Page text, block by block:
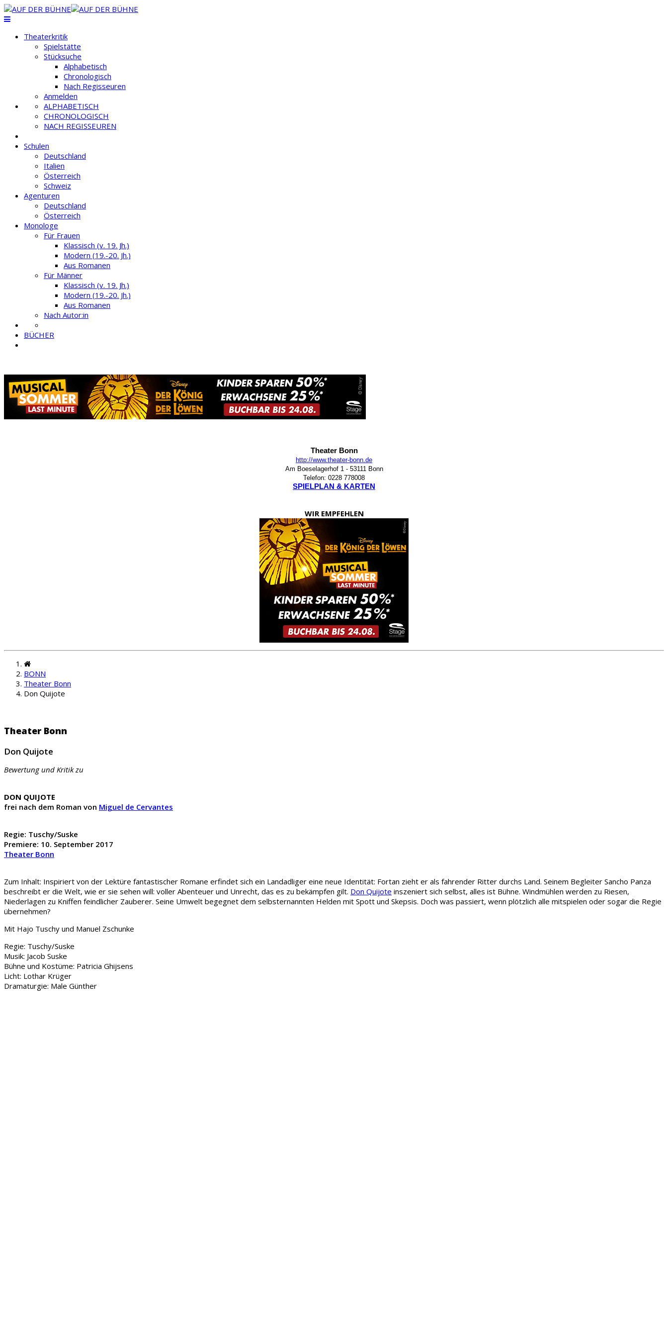
Theaterkritik
Spielstätte
Stücksuche
Alphabetisch
Chronologisch
Nach Regisseuren
Anmelden
ALPHABETISCH
CHRONOLOGISCH
NACH REGISSEUREN
Schulen
Deutschland
Italien
Österreich
Schweiz
Agenturen
Deutschland
Österreich
Monologe
Für Frauen
Klassisch (v. 19. Jh.)
Modern (19.-20. Jh.)
Aus Romanen
Für Männer
Klassisch (v. 19. Jh.)
Modern (19.-20. Jh.)
Aus Romanen
Nach Autor:in
BÜCHER
Theater Bonn
http://www.theater-bonn.de
Am Boeselagerhof 1 - 53111 Bonn
Telefon: 0228 778008
SPIELPLAN & KARTEN
WIR EMPFEHLEN
BONN
Theater Bonn
Don Quijote
Theater Bonn
Don Quijote
Bewertung und Kritik zu
DON QUIJOTE
frei nach dem Roman von Miguel de Cervantes
Regie: Tuschy/Suske
Premiere: 10. September 2017
Theater Bonn
Zum Inhalt: Inspiriert von der Lektüre fantastischer Romane erfindet sich ein Landadliger eine neue Identität: Fortan zieht er als fahrender Ritter durchs Land. Seinem Begleiter Sancho Panza
beschreibt er die Welt, wie er sie sehen will: voller Abenteuer und Unrecht, das es zu bekämpfen gilt. Don Quijote inszeniert sich selbst, alles ist Bühne. Windmühlen werden zu Riesen,
Niederlagen zu Kniffen feindlicher Zauberer. Seine Umwelt begegnet dem selbsternannten Helden mit Spott und Skepsis. Doch was passiert, wenn plötzlich alle mitspielen oder sogar die Regie
übernehmen?
Mit Hajo Tuschy und Manuel Zschunke
Regie: Tuschy/Suske
Musik: Jacob Suske
Bühne und Kostüme: Patricia Ghijsens
Licht: Lothar Krüger
Dramaturgie: Male Günther